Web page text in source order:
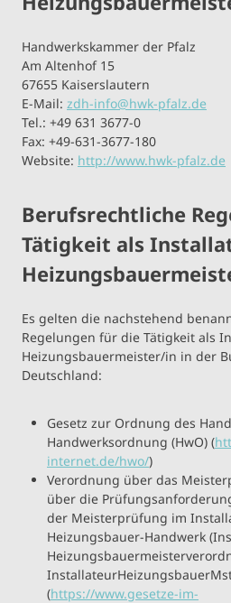
Handwerkskammer der Pfalz
Am Altenhof 15
67655 Kaiserslautern
E-Mail: zdh-info@hwk-pfalz.de
Tel.: +49 631 3677-0
Fax: +49-631-3677-180
Website: http://www.hwk-pfalz.de
Berufsrechtliche
Tätigkeit als
Es gelten die nachstehend
Regelungen für die Tätigkeit als
Heizungsbauermeister/in in der
Deutschland:
Gesetz zur Ordnung des
Handwerksordnung (HwO) (
internet.de/hwo/)
Verordnung über das
über die
der Meisterprüfung im
Heizungsbauer-Handwerk
(https://www.gesetze-im-